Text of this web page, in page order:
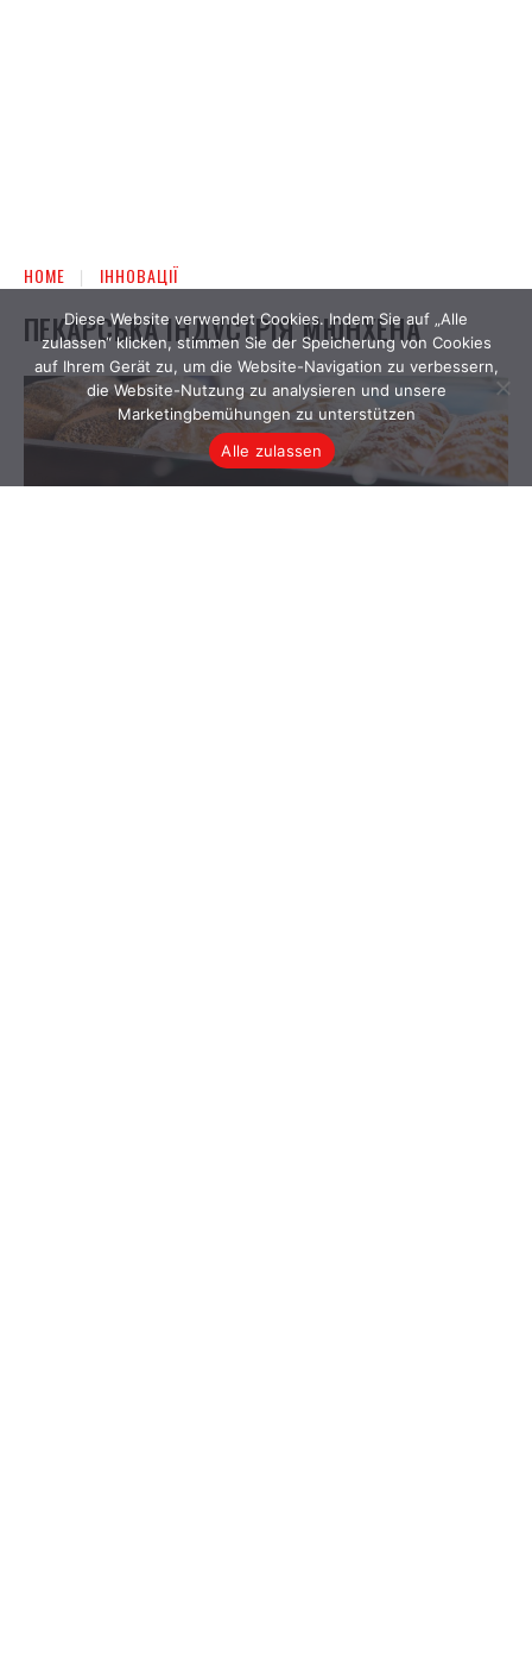
Diese Website verwendet Cookies. Indem Sie auf „Alle
zulassen“ klicken, stimmen Sie der Speicherung von Cookies
auf Ihrem Gerät zu, um die Website-Navigation zu verbessern,
die Website-Nutzung zu analysieren und unsere
Marketingbemühungen zu unterstützen
Alle zulassen